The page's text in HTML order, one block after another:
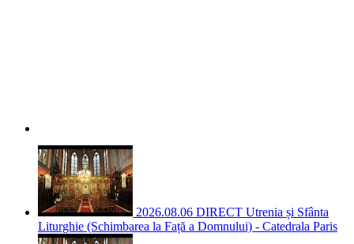
2026.08.06 DIRECT Utrenia și Sfânta
Liturghie (Schimbarea la Față a Domnului) - Catedrala Paris